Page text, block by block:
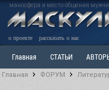
маносфера и место общения
о проекте рассказать о нас
Главная СТАТЬИ
Ветка: Расстаюсь или
Главная ФОРУМ